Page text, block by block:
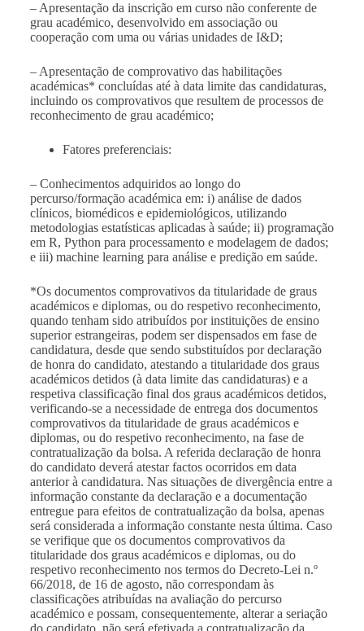
– Apresentação da inscrição em curso não conferente de
grau académico, desenvolvido em associação ou
cooperação com uma ou várias unidades de I&D;
– Apresentação de comprovativo das habilitações
académicas* concluídas até à data limite das candidaturas,
incluindo os comprovativos que resultem de processos de
reconhecimento de grau académico;
Fatores preferenciais:
– Conhecimentos adquiridos ao longo do
percurso/formação académica em: i) análise de dados
clínicos, biomédicos e epidemiológicos, utilizando
metodologias estatísticas aplicadas à saúde; ii) programação
em R, Python para processamento e modelagem de dados;
e iii) machine learning para análise e predição em saúde.
*Os documentos comprovativos da titularidade de graus
académicos e diplomas, ou do respetivo reconhecimento,
quando tenham sido atribuídos por instituições de ensino
superior estrangeiras, podem ser dispensados em fase de
candidatura, desde que sendo substituídos por declaração
de honra do candidato, atestando a titularidade dos graus
académicos detidos (à data limite das candidaturas) e a
respetiva classificação final dos graus académicos detidos,
verificando-se a necessidade de entrega dos documentos
comprovativos da titularidade de graus académicos e
diplomas, ou do respetivo reconhecimento, na fase de
contratualização da bolsa. A referida declaração de honra
do candidato deverá atestar factos ocorridos em data
anterior à candidatura. Nas situações de divergência entre a
informação constante da declaração e a documentação
entregue para efeitos de contratualização da bolsa, apenas
será considerada a informação constante nesta última. Caso
se verifique que os documentos comprovativos da
titularidade dos graus académicos e diplomas, ou do
respetivo reconhecimento nos termos do Decreto-Lei n.º
66/2018, de 16 de agosto, não correspondam às
classificações atribuídas na avaliação do percurso
académico e possam, consequentemente, alterar a seriação
do candidato, não será efetivada a contratualização da